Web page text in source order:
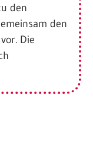
den
den
Die